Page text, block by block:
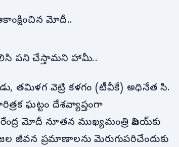
మోదీ..
పని చేస్తామని హామీ..
తమిళగ వెట్రి కళగం (టీవీకే) అధినేత సి.
ఘట్టం దేశవ్యాప్తంగా
మోదీ నూతన ముఖ్యమంత్రి విజయ్‌కు
జీవన ప్రమాణాలను మెరుగుపరిచేందుకు